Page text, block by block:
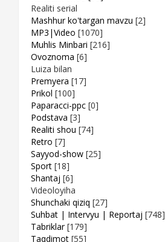
Realiti serial
Mashhur ko'targan mavzu [2]
MP3|Video [1070]
Muhlis Minbari [216]
Ovoznoma [6]
Luiza bilan
Premyera [17]
Prikol [100]
Paparacci-ppc [0]
Podstava [3]
Realiti shou [74]
Retro [7]
Sayyod-show [25]
Sport [18]
Shantaj [6]
Videoloyiha
Shunchaki qiziq [27]
Suhbat | Intervyu | Reportaj [748]
Tabriklar [179]
Taqdimot [55]